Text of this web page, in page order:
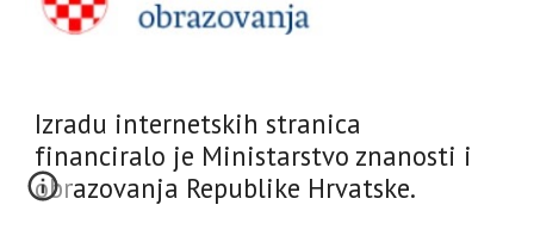
Izradu internetskih stranica
financiralo je Ministarstvo znanosti i
obrazovanja Republike Hrvatske.